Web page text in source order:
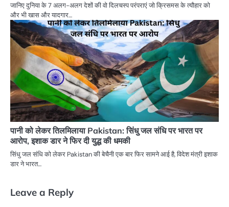
जानिए दुनिया के 7 अलग-अलग देशों की वो दिलचस्प परंपराएं जो क्रिसमस के त्यौहार को
और भी खास और यादगार…
पानी को लेकर तिलमिलाया Pakistan: सिंधु जल संधि पर भारत पर
आरोप, इशाक डार ने फिर दी युद्ध की धमकी
सिंधु जल संधि को लेकर Pakistan की बेचैनी एक बार फिर सामने आई है, विदेश मंत्री इशाक
डार ने भारत…
Leave a Reply